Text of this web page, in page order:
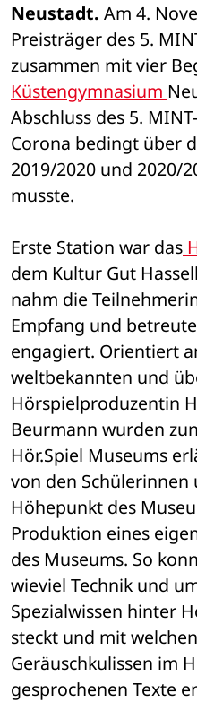
Neustadt. Am 4.
Preisträger des 5.
zusammen mit vier
Küstengymnasium
Abschluss des 5.
Corona bedingt über
2019/2020 und 2020/
musste.
Erste Station war das
dem Kultur Gut
nahm die
Empfang und
engagiert. Orientiert
weltbekannten und
Hörspielproduzentin
Beurmann wurden
Hör.Spiel Museums
von den
Höhepunkt des
Produktion eines
des Museums. So
wieviel Technik und
Spezialwissen hinter
steckt und mit
Geräuschkulissen im
gesprochenen Texte